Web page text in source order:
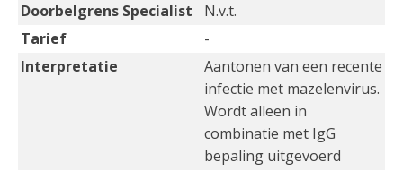
Doorbelgrens Specialist
N.v.t.
Tarief
-
Interpretatie
Aantonen van een recente
infectie met mazelenvirus.
Wordt alleen in
combinatie met IgG
bepaling uitgevoerd